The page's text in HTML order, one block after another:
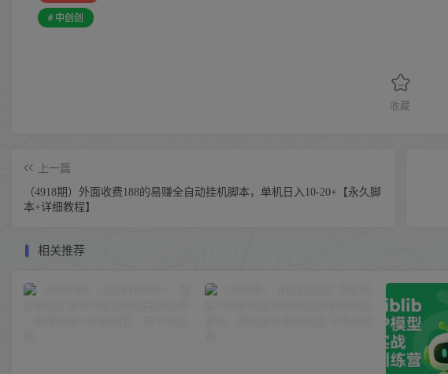
# 中创创
收藏
上一篇
（4918期）外面收费188的易赚全自动挂机脚本，单机日入10-20+【永久脚
本+详细教程】
相关推荐